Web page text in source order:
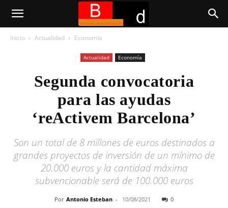
Inicio Actualidad Economía
Actualidad Economía
Segunda convocatoria
para las ayudas
‘reActivem Barcelona’
Son un total de 8 millones de euros destinados a
grandes proyectos de inversión de un mínimo de
20.000 euros y la cantidad máxima
subvencionable será de 100.000 euros
Por Antonio Esteban - 10/08/2021 0